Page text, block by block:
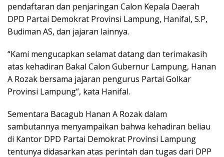
pendaftaran dan penjaringan Calon Kepala Daerah
DPD Partai Demokrat Provinsi Lampung, Hanifal, S.P,
Budiman AS, dan jajaran lainnya.
“Kami mengucapkan selamat datang dan terimakasih
atas kehadiran Bakal Calon Gubernur Lampung, Hanan
A Rozak bersama jajaran pengurus Partai Golkar
Provinsi Lampung”, kata Hanifal.
Sementara Bacagub Hanan A Rozak dalam
sambutannya menyampaikan bahwa kehadiran beliau
di Kantor DPD Partai Demokrat Provinsi Lampung
tentunya didasarkan atas perintah dan tugas dari DPP